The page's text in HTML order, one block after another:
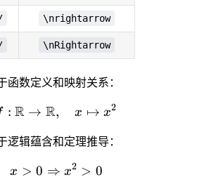
\nrightarrow
\nRightarrow
函数定义和映射关系：
f: \mathbb{R}
: R → R, x ↦ x2
逻辑蕴含和定理推导：
x > 0 \Rightarrow x^2
x > 0 ⇒ x2 > 0